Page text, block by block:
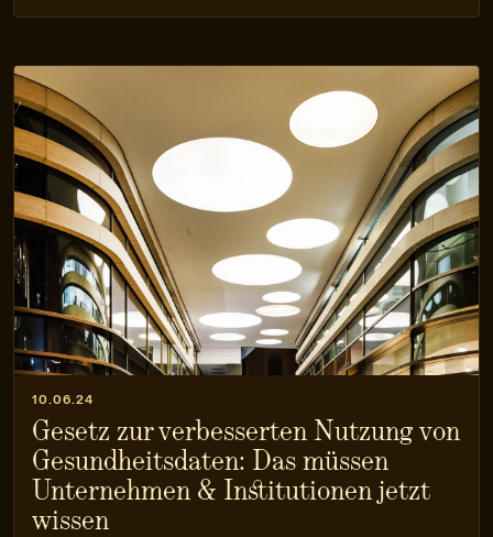
10.06.24
Gesetz zur verbesserten Nutzung von
Gesundheitsdaten: Das müssen
Unternehmen & Institutionen jetzt
wissen